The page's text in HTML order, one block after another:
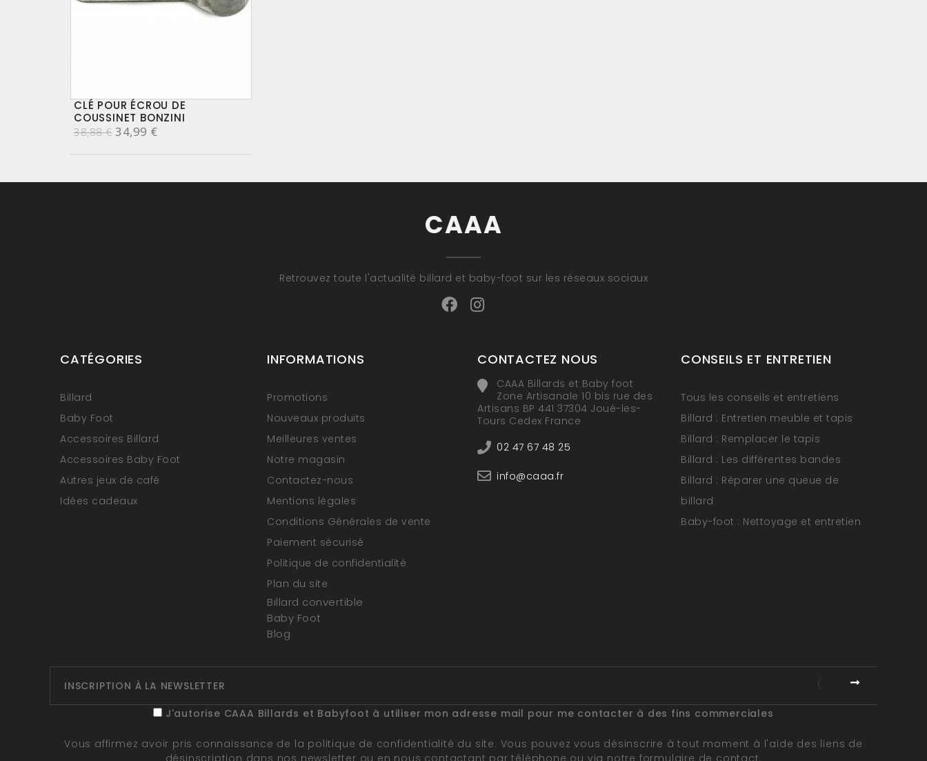
CLÉ POUR ÉCROU DE
COUSSINET BONZINI
38,88 €34,99 €
CAAA
Retrouvez toute l'actualité billard et baby-foot sur les réseaux sociaux
CATÉGORIES
Billard
Baby Foot
Accessoires Billard
Accessoires Baby Foot
Autres jeux de café
Idées cadeaux
INFORMATIONS
Promotions
Nouveaux produits
Meilleures ventes
Notre magasin
Contactez-nous
Mentions légales
Conditions Générales de vente
Paiement sécurisé
Politique de confidentialité
Plan du site
Billard convertible
Baby Foot
Blog
CONTACTEZ NOUS
CAAA Billards et Baby foot
Zone Artisanale 10 bis rue des
Artisans BP 441 37304 Joué-les-
Tours Cedex France
02 47 67 48 25
info@caaa.fr
CONSEILS ET ENTRETIEN
Tous les conseils et entretiens
Billard : Entretien meuble et tapis
Billard : Remplacer le tapis
Billard : Les différentes bandes
Billard : Réparer une queue de
billard
Baby-foot : Nettoyage et entretien
J'autorise CAAA Billards et Babyfoot à utiliser mon adresse mail pour me contacter à des fins commerciales
Vous affirmez avoir pris connaissance de la politique de confidentialité du site. Vous pouvez vous désinscrire à tout moment à l'aide des liens de